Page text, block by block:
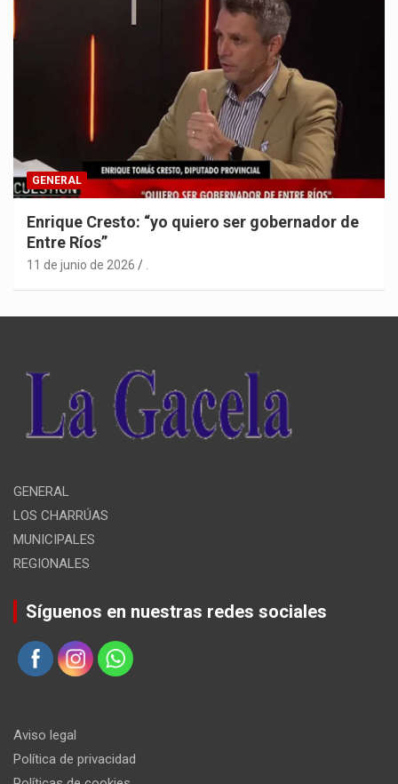
GENERAL
Enrique Cresto: “yo quiero ser gobernador de
Entre Ríos”
11 de junio de 2026
GENERAL
LOS CHARRÚAS
MUNICIPALES
REGIONALES
Síguenos en nuestras redes sociales
Aviso legal
Política de privacidad